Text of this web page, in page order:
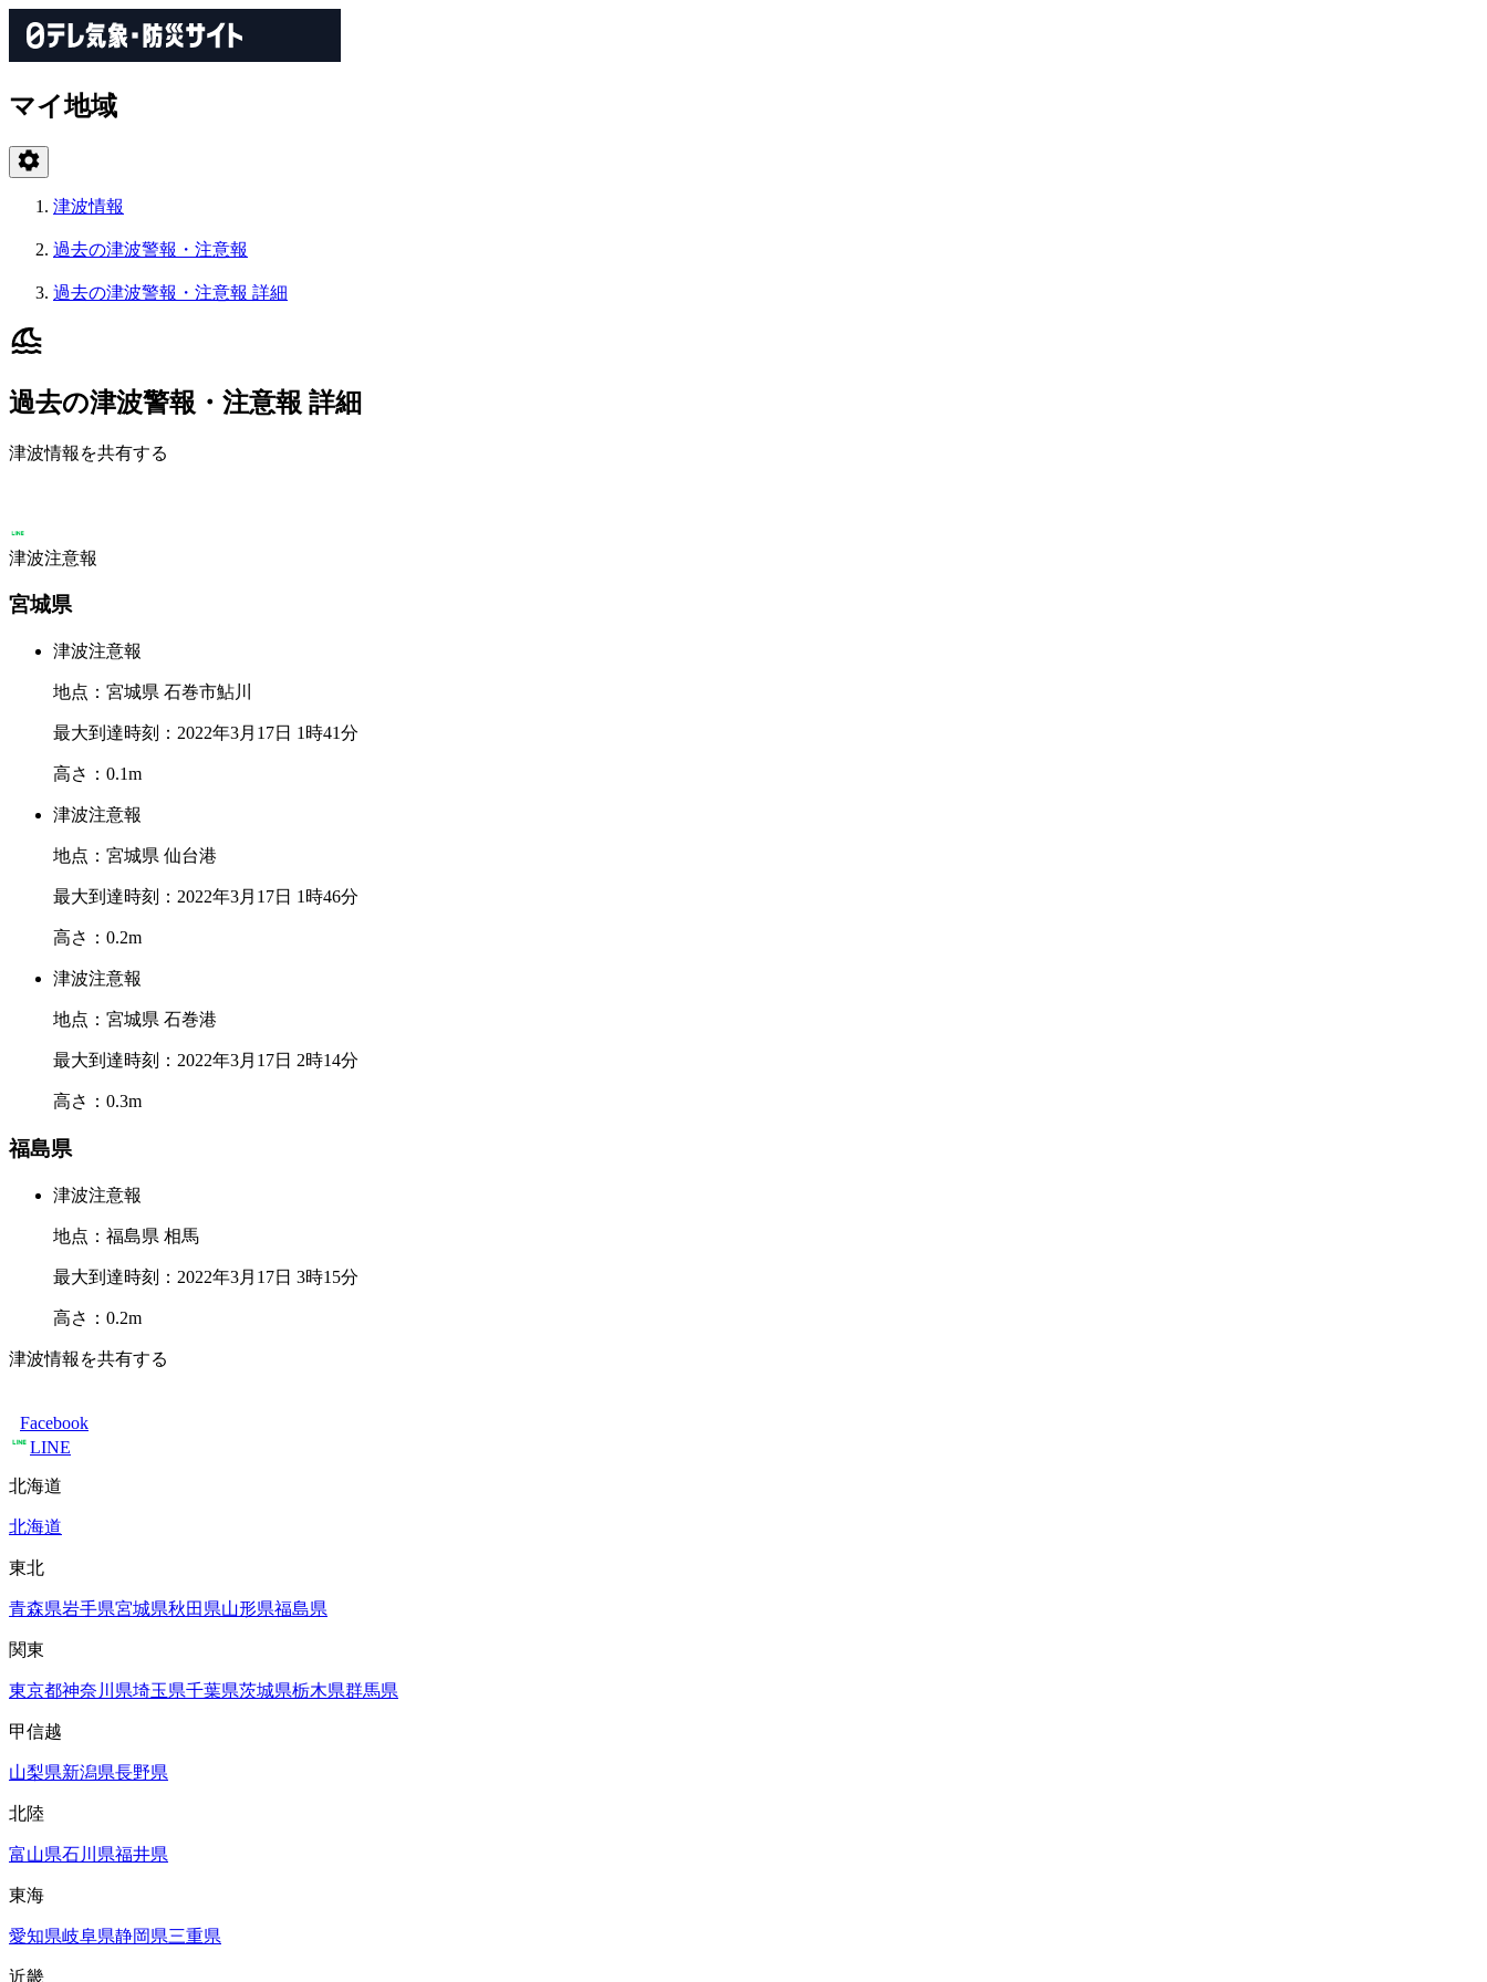
マイ地域
津波情報
過去の津波警報・注意報
過去の津波警報・注意報 詳細
過去の津波警報・注意報 詳細
津波情報を共有する
津波注意報
宮城県
津波注意報
地点：宮城県 石巻市鮎川
最大到達時刻：2022年3月17日 1時41分
高さ：0.1m
津波注意報
地点：宮城県 仙台港
最大到達時刻：2022年3月17日 1時46分
高さ：0.2m
津波注意報
地点：宮城県 石巻港
最大到達時刻：2022年3月17日 2時14分
高さ：0.3m
福島県
津波注意報
地点：福島県 相馬
最大到達時刻：2022年3月17日 3時15分
高さ：0.2m
津波情報を共有する
Facebook
LINE
北海道
北海道
東北
青森県岩手県宮城県秋田県山形県福島県
関東
東京都神奈川県埼玉県千葉県茨城県栃木県群馬県
甲信越
山梨県新潟県長野県
北陸
富山県石川県福井県
東海
愛知県岐阜県静岡県三重県
近畿